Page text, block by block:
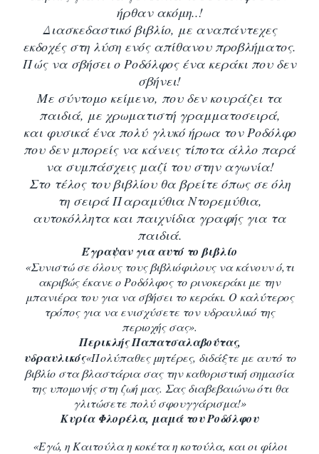
ήρθαν ακόμη..!
Διασκεδαστικό βιβλίο, με αναπάντεχες
εκδοχές στη λύση ενός απίθανου προβλήματος.
Πώς να σβήσει ο Ροδόλφος ένα κεράκι που δεν
σβήνει!
Με σύντομο κείμενο, που δεν κουράζει τα
παιδιά, με χρωματιστή γραμματοσειρά,
και φυσικά ένα πολύ γλυκό ήρωα τον Ροδόλφο
που δεν μπορείς να κάνεις τίποτα άλλο παρά
να συμπάσχεις μαζί του στην αγωνία!
Στο τέλος του βιβλίου θα βρείτε όπως σε όλη
τη σειρά Παραμύθια Ντορεμύθια,
αυτοκόλλητα και παιχνίδια γραφής για τα
παιδιά.
Έγραψαν για αυτό το βιβλίο
«Συνιστώ σε όλους τους βιβλιόφιλους να κάνουν ό,τι
ακριβώς έκανε ο Ροδόλφος το ρινοκεράκι με την
μπανιέρα του για να σβήσει το κεράκι. Ο καλύτερος
τρόπος για να ενισχύσετε τον υδραυλικό της
περιοχής σας».
Περικλής Παπατσαλαβούτας,
υδραυλικός«Πολύπαθες μητέρες, διδάξτε με αυτό το
βιβλίο στα βλαστάρια σας την καθοριστική σημασία
της υπομονής στη ζωή μας. Σας διαβεβαιώνω ότι θα
γλιτώσετε πολύ σφουγγάρισμα!»
Κυρία Φλορέλα, μαμά του Ροδόλφου
«Εγώ, η Καιτούλα η κοκέτα η κοτούλα, και οι φίλοι